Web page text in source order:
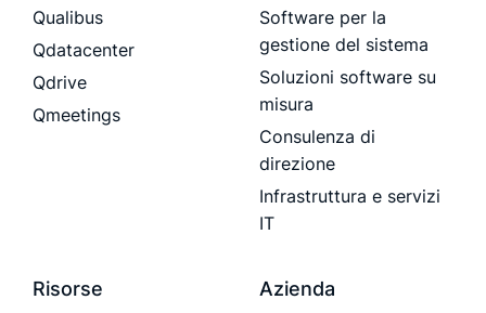
Qualibus
Qdatacenter
Qdrive
Qmeetings
Software per la
gestione del sistema
Soluzioni software su
misura
Consulenza di
direzione
Infrastruttura e servizi
IT
Risorse Azienda